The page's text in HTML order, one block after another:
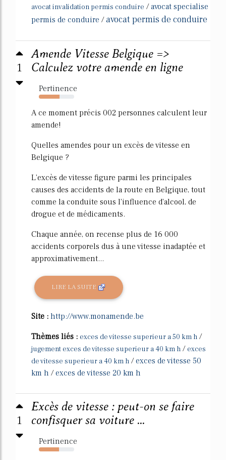
avocat invalidation permis conduire /avocat specialise
permis de conduire /avocat permis de conduire
1
Amende Vitesse Belgique =>
Calculez votre amende en ligne
Pertinence
59%
A ce moment précis 002 personnes calculent leur
amende!
Quelles amendes pour un excès de vitesse en
Belgique ?
L'excès de vitesse figure parmi les principales
causes des accidents de la route en Belgique, tout
comme la conduite sous l'influence d'alcool, de
drogue et de médicaments.
Chaque année, on recense plus de 16 000
accidents corporels dus à une vitesse inadaptée et
approximativement...
LIRE LA SUITE
Site : http://www.monamende.be
Thèmes liés : exces de vitesse superieur a 50 km h /
jugement exces de vitesse superieur a 40 km h / exces
de vitesse superieur a 40 km h /exces de vitesse 50
km h /exces de vitesse 20 km h
1
Excès de vitesse : peut-on se faire
confisquer sa voiture ...
Pertinence
57%